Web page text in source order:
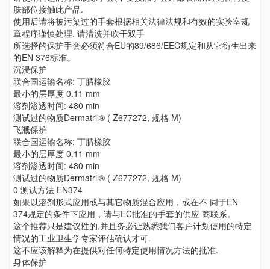
肤部位接触此产品.
使用后请将被污染过的手套根据相关法律法规和有效的实验室规
章程序谨慎处理. 请清洗并吹干双手
所选择的保护手套必须符合EU的89/686/EEC规定和从它衍生出来
的EN 376标准。
沉浸保护
联合国运输名称: 丁腈橡胶
最小的层厚度 0.11 mm
溶剂渗透时间: 480 min
测试过的物质Dermatril® ( Z677272, 规格 M)
飞溅保护
联合国运输名称: 丁腈橡胶
最小的层厚度 0.11 mm
溶剂渗透时间: 480 min
测试过的物质Dermatril® ( Z677272, 规格 M)
0 测试方法 EN374
如果以溶剂形式应用或与其它物质混合应用，或在不 同于EN
374规定的条件下应用，请与EC批准的手套的供应 商联系。
这个推荐只是建议性的,并且务必让熟悉我们客户计划使用的特定
情况的工业卫生学专家评估确认才可.
这不应该解释为在提供对任何特定使用情况方法的批准.
身体保护